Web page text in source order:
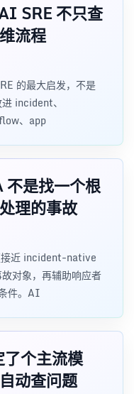
SRE 不只查
流程
的最大启发，不是
incident、
、app
是找一个根
理的事故
近 incident-native
对象，再辅助响应者
件。AI
个主流模
动查问题